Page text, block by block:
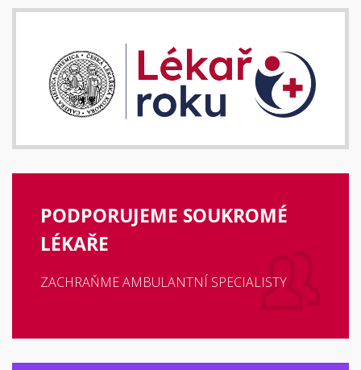
PODPORUJEME SOUKROMÉ
LÉKAŘE
ZACHRAŇME AMBULANTNÍ SPECIALISTY